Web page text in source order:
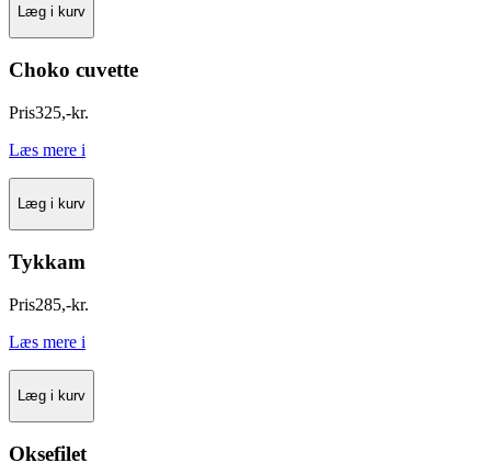
Læg i kurv
Choko cuvette
Pris325,-kr.
Læs mere i
Læg i kurv
Tykkam
Pris285,-kr.
Læs mere i
Læg i kurv
Oksefilet